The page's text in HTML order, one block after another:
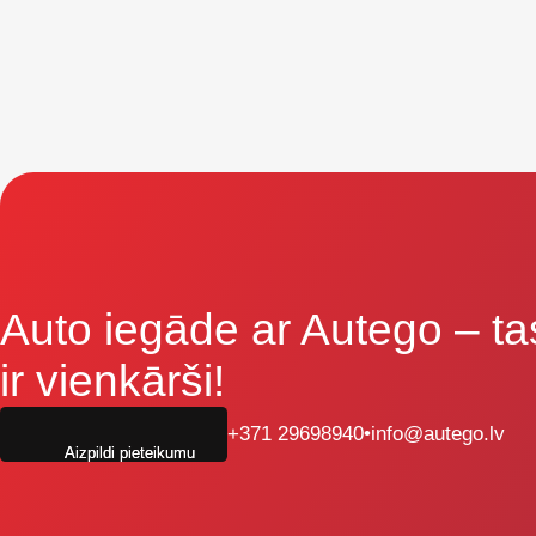
Auto iegāde ar Autego –
ir vienkārši!
+371 29698940•info@autego.lv